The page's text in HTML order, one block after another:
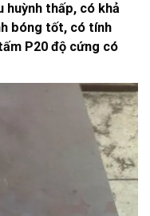
huỳnh thấp, có khả
bóng tốt, có tính
P20 độ cứng có